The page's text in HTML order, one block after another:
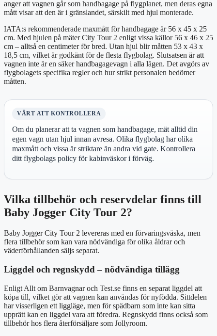
anger att vagnen går som handbagage på flygplanet, men deras egna
mått visar att den är i gränslandet, särskilt med hjul monterade.
IATA:s rekommenderade maxmått för handbagage är 56 x 45 x 25
cm. Med hjulen på mäter City Tour 2 enligt vissa källor 56 x 46 x 25
cm – alltså en centimeter för bred. Utan hjul blir måtten 53 x 43 x
18,5 cm, vilket är godkänt för de flesta flygbolag. Slutsatsen är att
vagnen inte är en säker handbagagevagn i alla lägen. Det avgörs av
flygbolagets specifika regler och hur strikt personalen bedömer
måtten.
VÄRT ATT KONTROLLERA
Om du planerar att ta vagnen som handbagage, mät alltid din
egen vagn utan hjul innan avresa. Olika flygbolag har olika
maxmått och vissa är striktare än andra vid gate. Kontrollera
ditt flygbolags policy för kabinväskor i förväg.
Vilka tillbehör och reservdelar finns till
Baby Jogger City Tour 2?
Baby Jogger City Tour 2 levereras med en förvaringsväska, men
flera tillbehör som kan vara nödvändiga för olika åldrar och
väderförhållanden säljs separat.
Liggdel och regnskydd – nödvändiga tillägg
Enligt Allt om Barnvagnar och Test.se finns en separat liggdel att
köpa till, vilket gör att vagnen kan användas för nyfödda. Sittdelen
har visserligen ett liggläge, men för spädbarn som inte kan sitta
upprätt kan en liggdel vara att föredra. Regnskydd finns också som
tillbehör hos flera återförsäljare som Jollyroom.